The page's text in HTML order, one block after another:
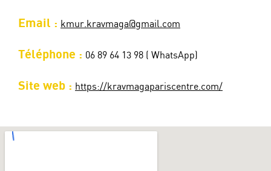
Email : kmur.kravmaga@gmail.com
Téléphone : 06 89 64 13 98 ( WhatsApp)
Site web : https://kravmagapariscentre.com/